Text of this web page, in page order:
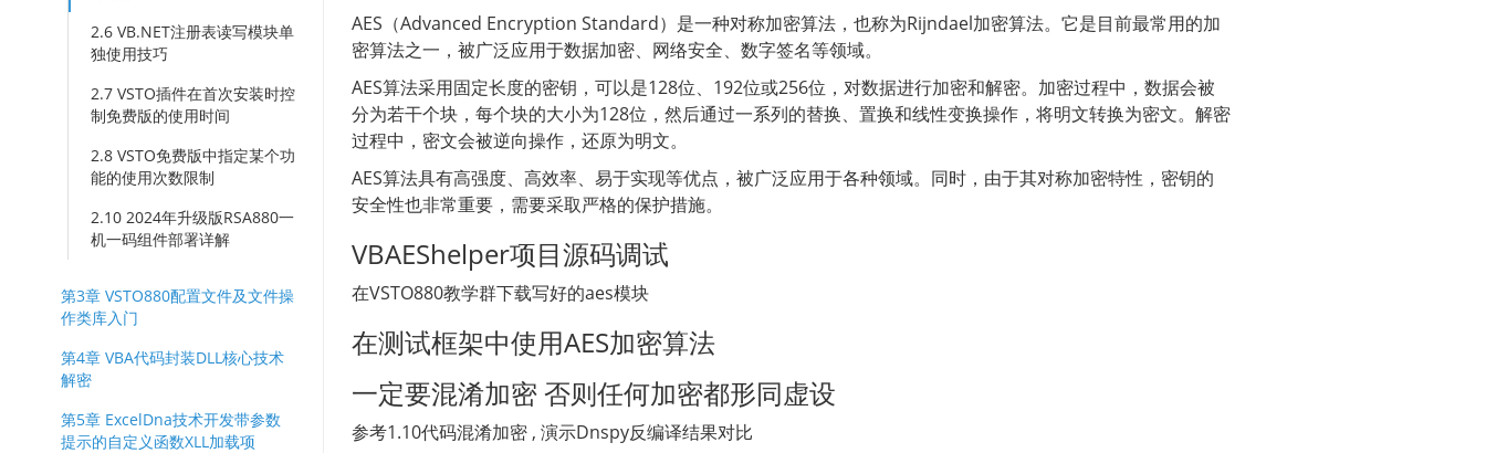
2.6 VB.NET注册表读写模块单
独使用技巧
2.7 VSTO插件在首次安装时控
制免费版的使用时间
2.8 VSTO免费版中指定某个功
能的使用次数限制
2.10 2024年升级版RSA880一
机一码组件部署详解
第3章 VSTO880配置文件及文件操
作类库入门
第4章 VBA代码封装DLL核心技术
解密
第5章 ExcelDna技术开发带参数
提示的自定义函数XLL加载项
AES（Advanced Encryption Standard）是一种对称加密算法，也称为Rijndael加密算法。它是目前最常用的加
密算法之一，被广泛应用于数据加密、网络安全、数字签名等领域。
AES算法采用固定长度的密钥，可以是128位、192位或256位，对数据进行加密和解密。加密过程中，数据会被
分为若干个块，每个块的大小为128位，然后通过一系列的替换、置换和线性变换操作，将明文转换为密文。解密
过程中，密文会被逆向操作，还原为明文。
AES算法具有高强度、高效率、易于实现等优点，被广泛应用于各种领域。同时，由于其对称加密特性，密钥的
安全性也非常重要，需要采取严格的保护措施。
VBAEShelper项目源码调试
在VSTO880教学群下载写好的aes模块
在测试框架中使用AES加密算法
一定要混淆加密 否则任何加密都形同虚设
参考1.10代码混淆加密 , 演示Dnspy反编译结果对比